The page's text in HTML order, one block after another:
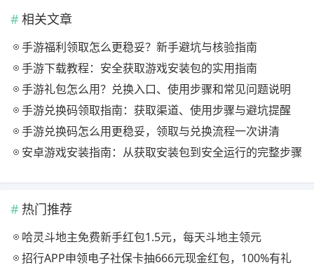
相关文章
手游福利领取怎么更稳妥？新手避坑与核验指南
手游下载教程：安全获取游戏安装包的实用指南
手游礼包怎么用？兑换入口、使用步骤和常见问题说明
手游兑换码领取指南：获取渠道、使用步骤与避坑提醒
手游兑换码怎么用更稳妥，领取与兑换流程一次讲清
安卓游戏安装指南：从获取安装包到安全运行的完整步骤
热门推荐
哈灵斗地主免费新手红包1.5元，每天斗地主领元
招行APP申领电子社保卡抽666元现金红包，100%有礼